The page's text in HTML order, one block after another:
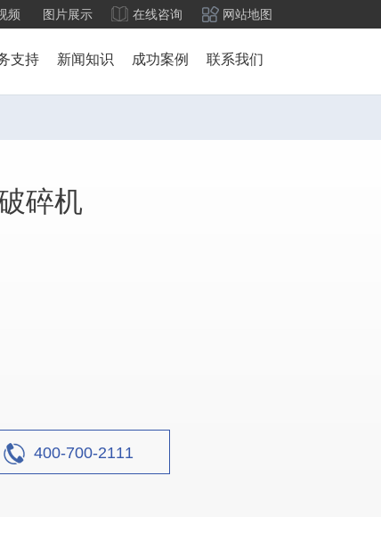
频 图片展示 在线咨询 网站地图
支持 新闻知识 成功案例 联系我们
碎机
400-700-2111